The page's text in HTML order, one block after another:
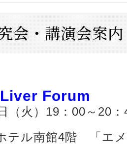
会・講演会案内
Forum
（火）19：00～20：
テル南館4階 「エ